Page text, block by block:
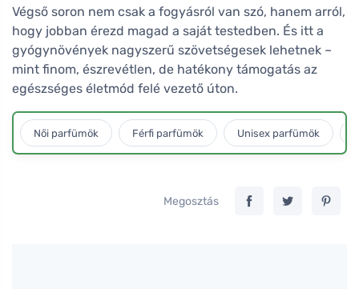
Végső soron nem csak a fogyásról van szó, hanem arról,
hogy jobban érezd magad a saját testedben. És itt a
gyógynövények nagyszerű szövetségesek lehetnek –
mint finom, észrevétlen, de hatékony támogatás az
egészséges életmód felé vezető úton.
Női parfümök Férfi parfümök Unisex parfümök
Megosztás